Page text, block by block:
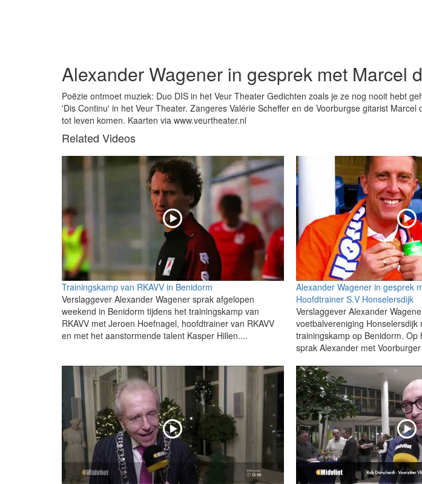
Alexander Wagener in gesprek met Marcel
Poëzie ontmoet muziek: Duo DIS in het Veur Theater Gedichten zoals je ze nog nooit hebt
'Dis Continu' in het Veur Theater. Zangeres Valérie Scheffer en de Voorburgse gitarist
tot leven komen. Kaarten via www.veurtheater.nl
Related Videos
Trainingskamp van RKAVV in Benidorm
Verslaggever Alexander Wagener sprak afgelopen
weekend in Benidorm tijdens het trainingskamp van
RKAVV met Jeroen Hoefnagel, hoofdtrainer van RKAVV
en met het aanstormende talent Kasper Hillen....
Alexander Wagener in gesprek
Hoofdtrainer S.V Honselersdijk
Verslaggever Alexander
voetbalvereniging Honselersdijk
trainingskamp op Benidorm. Op
sprak Alexander met